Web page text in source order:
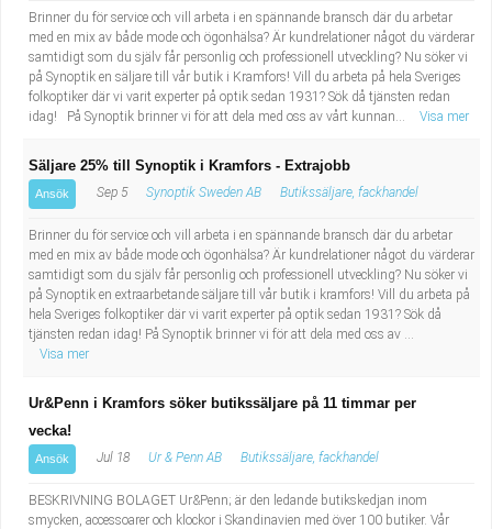
Brinner du för service och vill arbeta i en spännande bransch där du arbetar
med en mix av både mode och ögonhälsa? Är kundrelationer något du värderar
samtidigt som du själv får personlig och professionell utveckling? Nu söker vi
på Synoptik en säljare till vår butik i Kramfors! Vill du arbeta på hela Sveriges
folkoptiker där vi varit experter på optik sedan 1931? Sök då tjänsten redan
idag! På Synoptik brinner vi för att dela med oss av vårt kunnan...
Visa mer
Säljare 25% till Synoptik i Kramfors - Extrajobb
Ansök Sep 5 Synoptik Sweden AB Butikssäljare, fackhandel
Brinner du för service och vill arbeta i en spännande bransch där du arbetar
med en mix av både mode och ögonhälsa? Är kundrelationer något du värderar
samtidigt som du själv får personlig och professionell utveckling? Nu söker vi
på Synoptik en extraarbetande säljare till vår butik i kramfors! Vill du arbeta på
hela Sveriges folkoptiker där vi varit experter på optik sedan 1931? Sök då
tjänsten redan idag! På Synoptik brinner vi för att dela med oss av ...
Visa mer
Ur&Penn i Kramfors söker butikssäljare på 11 timmar per
vecka!
Ansök Jul 18 Ur & Penn AB Butikssäljare, fackhandel
BESKRIVNING BOLAGET Ur&Penn; är den ledande butikskedjan inom
smycken, accessoarer och klockor i Skandinavien med över 100 butiker. Vår